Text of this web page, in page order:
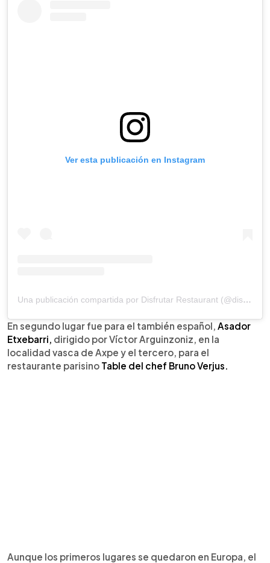
Ver esta publicación en Instagram
Una publicación compartida por Disfrutar Restaurant (@disfrutarbcn)
En segundo lugar fue para el también español, Asador
Etxebarri, dirigido por Víctor Arguinzoniz, en la
localidad vasca de Axpe y el tercero, para el
restaurante parisino Table del chef Bruno Verjus.
Aunque los primeros lugares se quedaron en Europa, el